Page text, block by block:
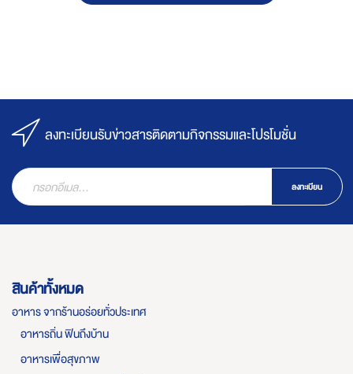
ลงทะเบียนรับข่าวสารติดตามกิจกรรมและโปรโมชั่น
ลงทะเบียน
สินค้าทั้งหมด
อาหาร จากร้านอร่อยทั่วประเทศ
อาหารถิ่น ฟินถึงบ้าน
อาหารเพื่อสุขภาพ